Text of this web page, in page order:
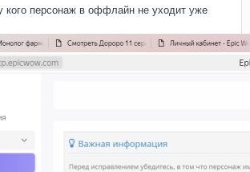
кого персонаж в оффлайн не уходит уже